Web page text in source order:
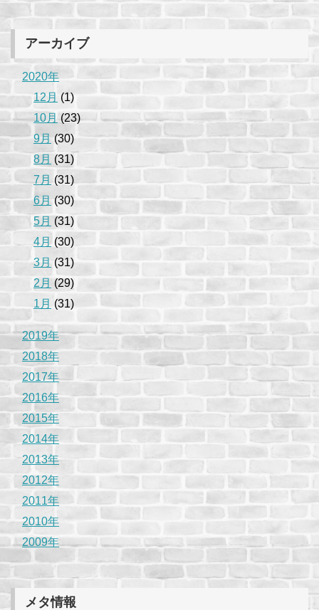
アーカイブ
2020年
12月 (1)
10月 (23)
9月(30)
8月 (31)
7月 (31)
6月 (30)
5月 (31)
4月 (30)
3月 (31)
2月 (29)
1月 (31)
2019年
2018年
2017年
2016年
2015年
2014年
2013年
2012年
2011年
2010年
2009年
メタ情報